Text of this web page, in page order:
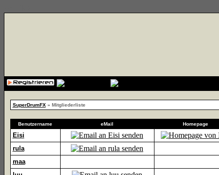
SuperDrumFX» Mitgliederliste
Benutzername eMail Homepage
Eisi
rula
maa